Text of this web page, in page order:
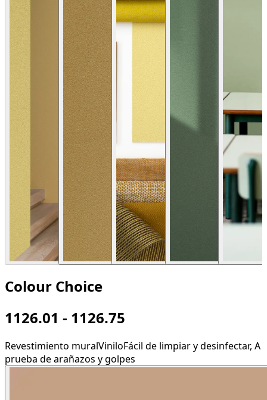
Colour Choice
1126.01 - 1126.75
Revestimiento muralViniloFácil de limpiar y desinfectar, A
prueba de arañazos y golpes